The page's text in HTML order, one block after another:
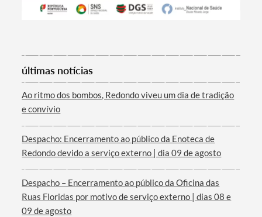
Termo de Pesquisa
Categorias gerais
Filtros
últimas notícias
Ao ritmo dos bombos, Redondo viveu um dia de tradição
e convívio
Despacho: Encerramento ao público da Enoteca de
Redondo devido a serviço externo | dia 09 de agosto
Despacho – Encerramento ao público da Oficina das
Ruas Floridas por motivo de serviço externo | dias 08 e
09 de agosto